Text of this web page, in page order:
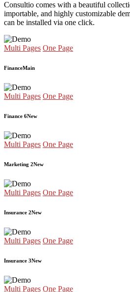
Consultio comes with a beautiful
importable, and highly customizable
can be installed via one click.
Multi Pages One Page
FinanceMain
Multi Pages One Page
Finance 6New
Multi Pages One Page
Marketing 2New
Multi Pages One Page
Insurance 2New
Multi Pages One Page
Insurance 3New
Multi Pages One Page